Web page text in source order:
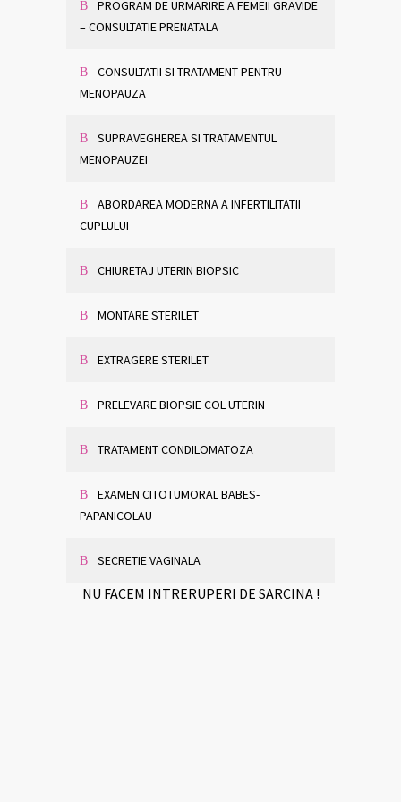
PROGRAM DE URMARIRE A FEMEII GRAVIDE
– CONSULTATIE PRENATALA
CONSULTATII SI TRATAMENT PENTRU
MENOPAUZA
SUPRAVEGHEREA SI TRATAMENTUL
MENOPAUZEI
ABORDAREA MODERNA A INFERTILITATII
CUPLULUI
CHIURETAJ UTERIN BIOPSIC
MONTARE STERILET
EXTRAGERE STERILET
PRELEVARE BIOPSIE COL UTERIN
TRATAMENT CONDILOMATOZA
EXAMEN CITOTUMORAL BABES-
PAPANICOLAU
SECRETIE VAGINALA
NU FACEM INTRERUPERI DE SARCINA !